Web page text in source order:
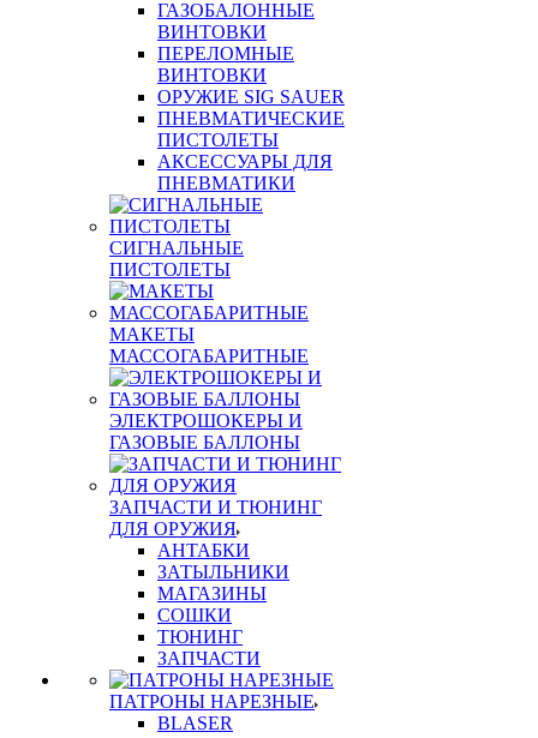
ГАЗОБАЛОННЫЕ
ВИНТОВКИ
ПЕРЕЛОМНЫЕ
ВИНТОВКИ
ОРУЖИЕ SIG SAUER
ПНЕВМАТИЧЕСКИЕ
ПИСТОЛЕТЫ
АКСЕССУАРЫ ДЛЯ
ПНЕВМАТИКИ
СИГНАЛЬНЫЕ
ПИСТОЛЕТЫ
МАКЕТЫ
МАССОГАБАРИТНЫЕ
ЭЛЕКТРОШОКЕРЫ И
ГАЗОВЫЕ БАЛЛОНЫ
ЗАПЧАСТИ И ТЮНИНГ
ДЛЯ ОРУЖИЯ
АНТАБКИ
ЗАТЫЛЬНИКИ
МАГАЗИНЫ
СОШКИ
ТЮНИНГ
ЗАПЧАСТИ
ПАТРОНЫ НАРЕЗНЫЕ
BLASER